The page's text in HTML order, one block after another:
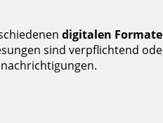
digitalen
sind verpflichtend